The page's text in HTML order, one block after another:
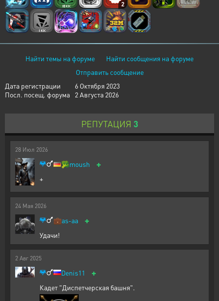
2
Найти темы на форуме
Найти сообщения на форуме
Отправить сообщение
Дата регистрации
6 Октября 2023
Посл. посещ. форума
2 Августа 2026
РЕПУТАЦИЯ 3
28 Июл 2026
🥦moush +
+
24 Мая 2026
💼as-aa +
Удачи!
2 Авг 2025
Denis11 +
Кадет "Диспетчерская башня".